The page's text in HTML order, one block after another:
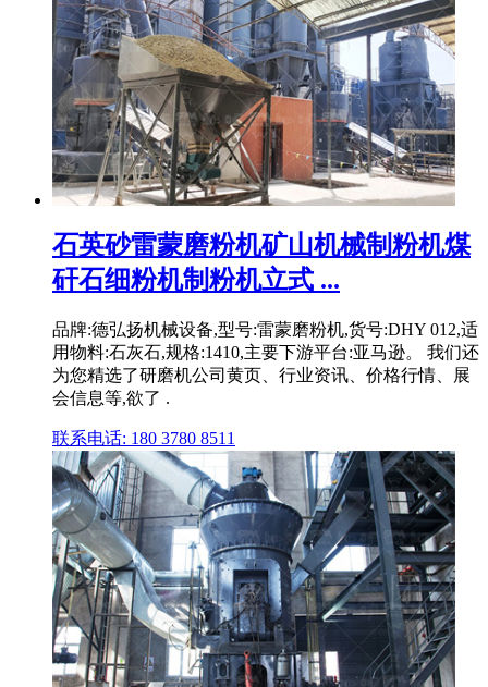
石英砂雷蒙磨粉机矿山机械制粉机煤
矸石细粉机制粉机立式 ...
品牌:德弘扬机械设备,型号:雷蒙磨粉机,货号:DHY 012,适
用物料:石灰石,规格:1410,主要下游平台:亚马逊。 我们还
为您精选了研磨机公司黄页、行业资讯、价格行情、展
会信息等,欲了 .
联系电话: 180 3780 8511